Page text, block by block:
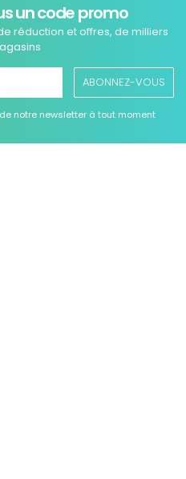
un code promo
réduction et offres, de milliers
ABONNEZ-VOUS
notre newsletter à tout moment